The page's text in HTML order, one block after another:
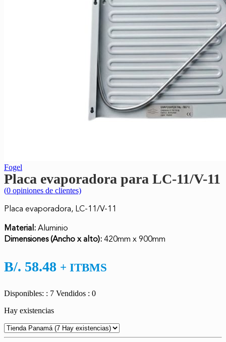
Fogel
Placa evaporadora para LC-11/V-11
(0 opiniones de clientes)
Placa evaporadora, LC-11/V-11
Material:Aluminio
Dimensiones (Ancho x alto):420mm x 900mm
B/. 58.48 + ITBMS
Disponibles: : 7 Vendidos : 0
Hay existencias